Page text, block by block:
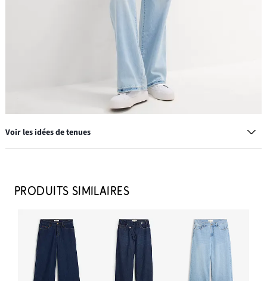
Voir les idées de tenues
30,99 €
Clous d’oreille en forme de goutte
15,99 €
AJOUTER AU PANIER
PRODUITS SIMILAIRES